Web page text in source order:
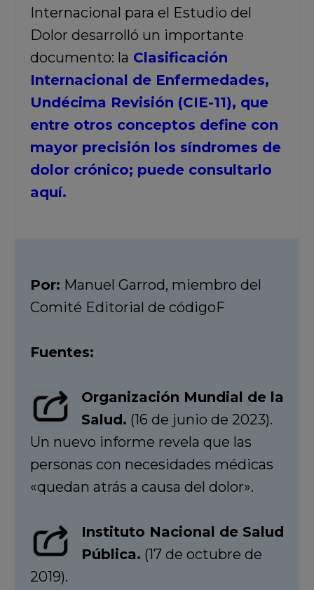
Internacional para el Estudio del
Dolor desarrolló un importante
documento: la Clasificación
Internacional de Enfermedades,
Undécima Revisión (CIE-11), que
entre otros conceptos define con
mayor precisión los síndromes de
dolor crónico; puede consultarlo
aquí.
Por: Manuel Garrod, miembro del
Comité Editorial de códigoF
Fuentes:
Organización Mundial de la
Salud. (16 de junio de 2023).
Un nuevo informe revela que las
personas con necesidades médicas
«quedan atrás a causa del dolor».
Instituto Nacional de Salud
Pública. (17 de octubre de
2019).